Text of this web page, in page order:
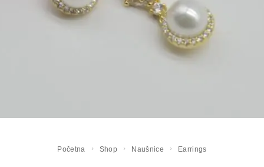
Početna Shop Naušnice Earrings